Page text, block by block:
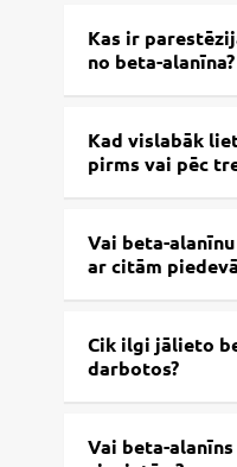
Kas ir
no beta-alanīna?
Kad vislabāk
pirms vai pēc
Vai beta-
ar citām
Cik ilgi jālieto
darbotos?
Vai beta-